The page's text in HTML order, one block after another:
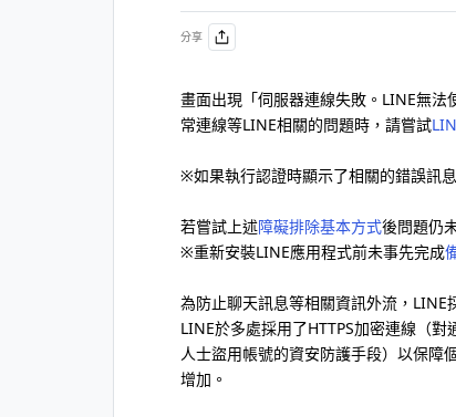
分享
畫面出現「伺服器連線失敗。LINE無
常連線等LINE相關的問題時，請嘗試
※如果執行認證時顯示了相關的錯誤訊
若嘗試上述障礙排除基本方式後問題仍
※重新安裝LINE應用程式前未事先完成
為防止聊天訊息等相關資訊外流，LINE
LINE於多處採用了HTTPS加密連線（
人士盜用帳號的資安防護手段）以保障
增加。